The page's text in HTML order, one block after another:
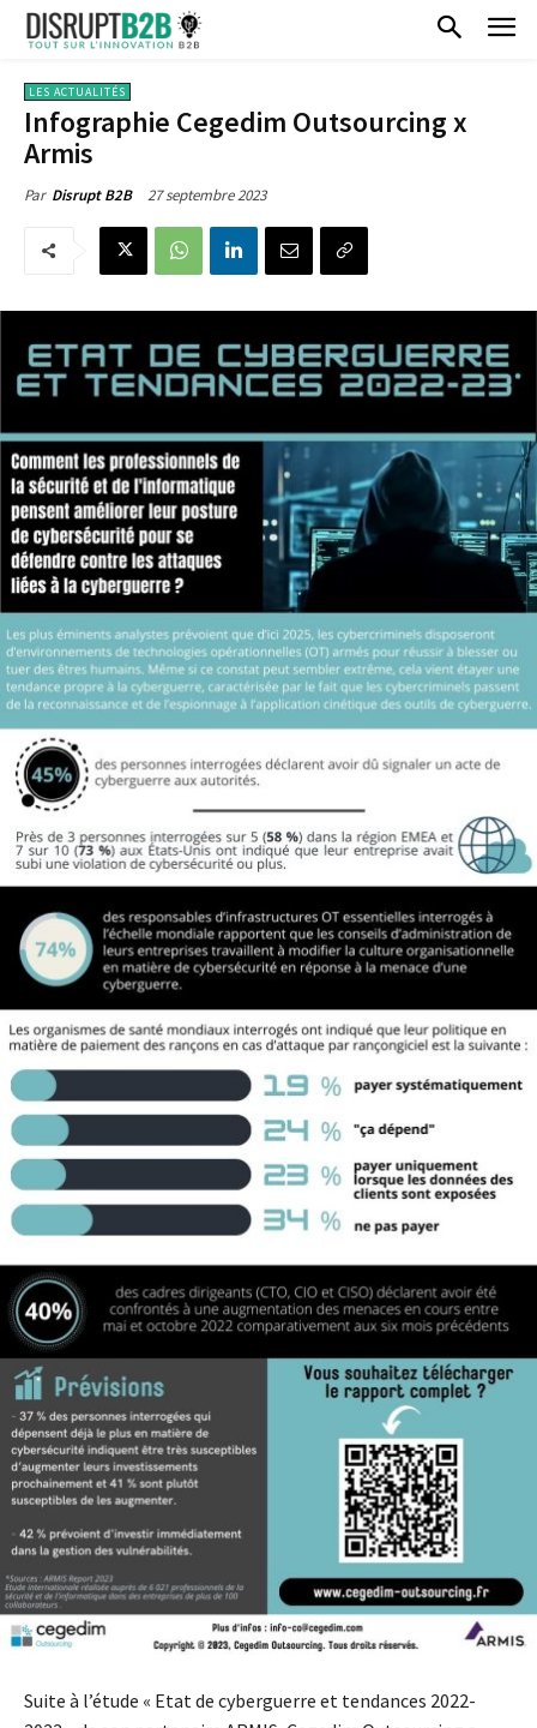
LES ACTUALITÉS
Infographie Cegedim Outsourcing x
Armis
Par Disrupt B2B 27 septembre 2023
Suite à l’étude « Etat de cyberguerre et tendances 2022-